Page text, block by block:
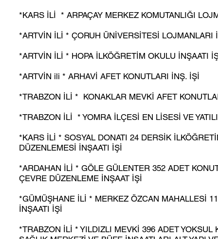
*KARS İLİ * ARPAÇAY MERKEZ KOMUTANLIĞI
*ARTVİN İLİ * ÇORUH ÜNİVERSİTESİ LOJMANLARI
*ARTVİN İLİ * HOPA İLKÖĞRETİM OKULU İNŞAATI
*ARTVİN ili * ARHAVİ AFET KONUTLARI İNŞ. İŞİ
*TRABZON İLİ * KONAKLAR MEVKİ AFET
*TRABZON İLİ * YOMRA İLÇESİ EN LİSESİ VE
*KARS İLİ * SOSYAL DONATI 24 DERSİK
DÜZENLEMESİ İNŞAATI İŞİ
*ARDAHAN İLİ * GÖLE GÜLENTER 352 ADET
ÇEVRE DÜZENLEME İNŞAAT İŞİ
*GÜMÜŞHANE İLİ * MERKEZ ÖZCAN MAHALLESİ
İNŞAATI İŞİ
*TRABZON İLİ * YILDIZLI MEVKİ 396 ADET YOKSUL